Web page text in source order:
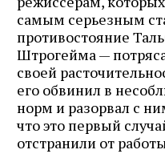
самым серьезным
противостояние
Штрогейма —
своей
его обвинил в
норм и разорвал с
что это первый
отстранили от